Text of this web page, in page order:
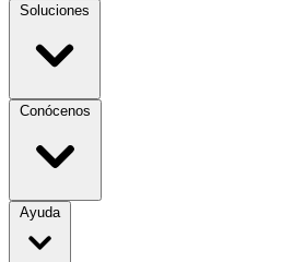
Soluciones
Conócenos
Ayuda